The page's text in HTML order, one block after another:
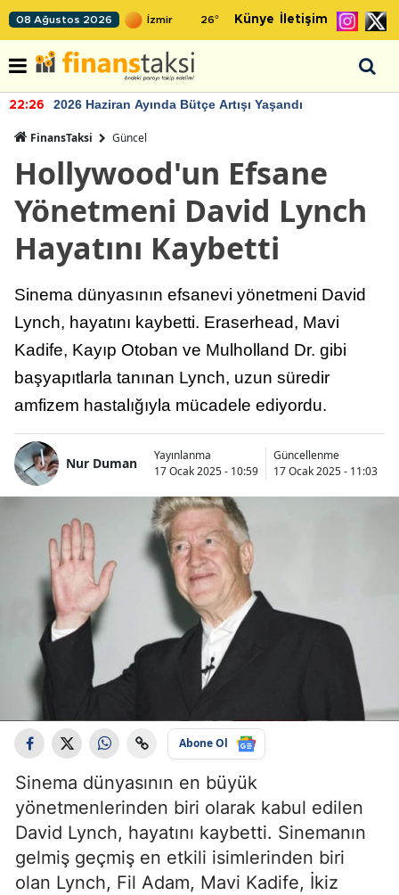
08 Ağustos 2026 26° Künye İletişim
22:26 2026 Haziran Ayında Bütçe Artışı Yaşandı
FinansTaksi Güncel
Hollywood'un Efsane
Yönetmeni David Lynch
Hayatını Kaybetti
Sinema dünyasının efsanevi yönetmeni David
Lynch, hayatını kaybetti. Eraserhead, Mavi
Kadife, Kayıp Otoban ve Mulholland Dr. gibi
başyapıtlarla tanınan Lynch, uzun süredir
amfizem hastalığıyla mücadele ediyordu.
Nur Duman
Yayınlanma
17 Ocak 2025 - 10:59
Güncellenme
17 Ocak 2025 - 11:03
Abone Ol
Sinema dünyasının en büyük
yönetmenlerinden biri olarak kabul edilen
David Lynch, hayatını kaybetti. Sinemanın
gelmiş geçmiş en etkili isimlerinden biri
olan Lynch, Fil Adam, Mavi Kadife, İkiz